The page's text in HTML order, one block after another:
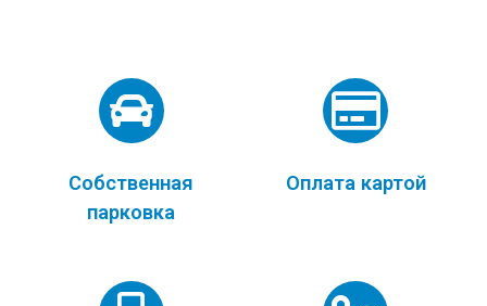
Собственная
парковка
Оплата картой